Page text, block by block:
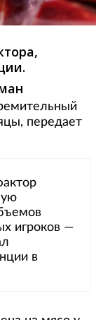
передает
игроков —
в